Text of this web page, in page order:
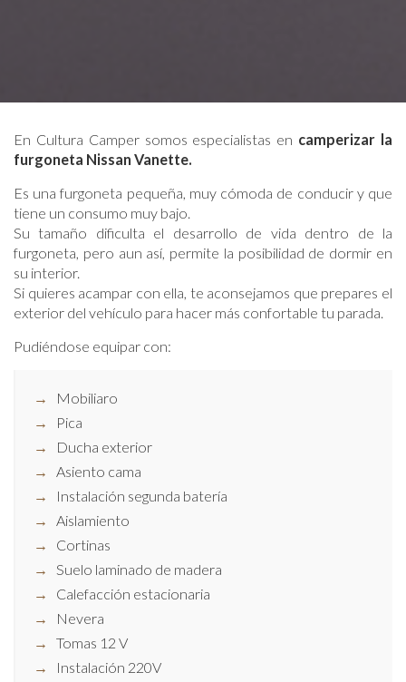
En Cultura Camper somos especialistas en camperizar la
furgoneta Nissan Vanette.
Es una furgoneta pequeña, muy cómoda de conducir y que
tiene un consumo muy bajo.
Su tamaño dificulta el desarrollo de vida dentro de la
furgoneta, pero aun así, permite la posibilidad de dormir en
su interior.
Si quieres acampar con ella, te aconsejamos que prepares el
exterior del vehículo para hacer más confortable tu parada.
Pudiéndose equipar con:
Mobiliaro
Pica
Ducha exterior
Asiento cama
Instalación segunda batería
Aislamiento
Cortinas
Suelo laminado de madera
Calefacción estacionaria
Nevera
Tomas 12 V
Instalación 220V